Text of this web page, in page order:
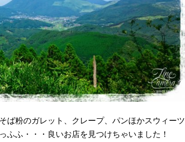
ば粉のガレット、クレープ、パンほかスウィーツ
ふふ・・・良いお店を見つけちゃいました！